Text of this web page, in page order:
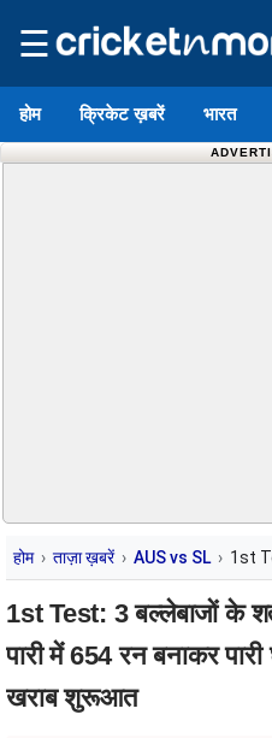
☰
होम क्रिकेट ख़बरें भारत
होम ताज़ा ख़बरें AUS vs SL 1st
1st Test: 3 बल्लेबाजों के
पारी में 654 रन बनाकर
खराब शुरूआत